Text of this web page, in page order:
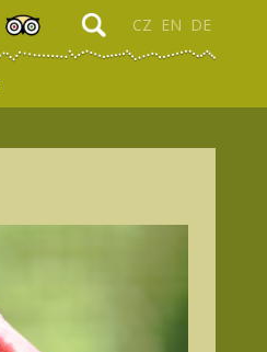
CZ EN DE